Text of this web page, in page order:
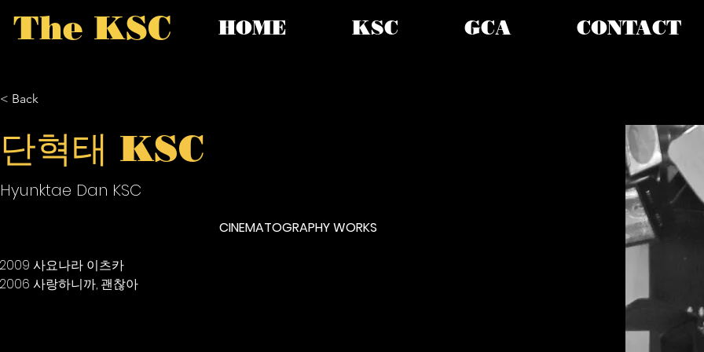
The KSC HOME KSC GCA CONTACT
< Back
단혁태 KSC
Hyunktae Dan KSC
CINEMATOGRAPHY WORKS
2009 사요나라 이츠카
2006 사랑하니까, 괜찮아